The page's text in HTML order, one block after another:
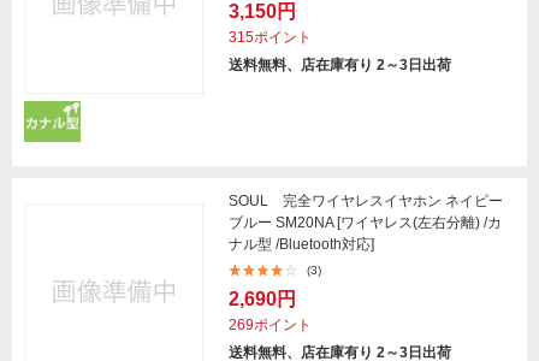
3,150円
315ポイント
送料無料、店在庫有り 2～3日出荷
SOUL 完全ワイヤレスイヤホン ネイビー
ブルー SM20NA [ワイヤレス(左右分離) /カ
ナル型 /Bluetooth対応]
(3)
2,690円
269ポイント
送料無料、店在庫有り 2～3日出荷